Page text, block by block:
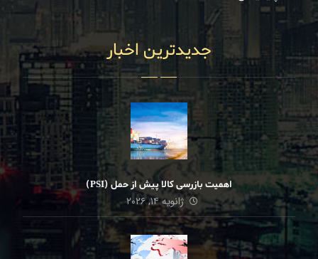
جدیدترین اخبار
اهمیت بازرسی کالا پیش از حمل (PSI)
ژانویه ۱۴, ۲۰۲۶